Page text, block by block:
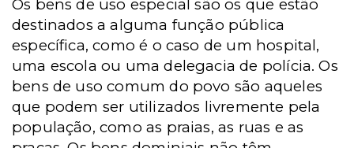
Os bens de uso especial são os que estão
destinados a alguma função pública
específica, como é o caso de um hospital,
uma escola ou uma delegacia de polícia. Os
bens de uso comum do povo são aqueles
que podem ser utilizados livremente pela
população, como as praias, as ruas e as